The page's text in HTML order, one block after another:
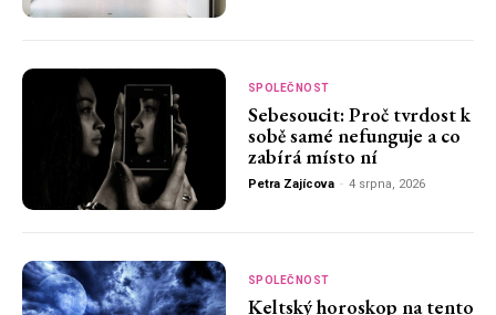
SPOLEČNOST
Sebesoucit: Proč tvrdost k
sobě samé nefunguje a co
zabírá místo ní
Petra Zajícova - 4 srpna, 2026
SPOLEČNOST
Keltský horoskop na tento